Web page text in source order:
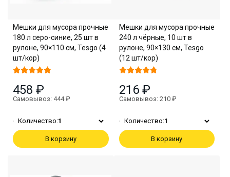
Мешки для мусора прочные
180 л серо-синие, 25 шт в
рулоне, 90×110 см, Tesgo (4
шт/кор)
458 ₽
Самовывоз: 444 ₽
Количество:1
В корзину
Мешки для мусора прочные
240 л чёрные, 10 шт в
рулоне, 90×130 см, Tesgo
(12 шт/кор)
216 ₽
Самовывоз: 210 ₽
Количество:1
В корзину